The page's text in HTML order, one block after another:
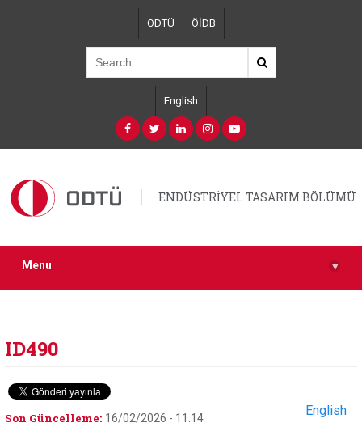
ODTÜ ÖİDB
English
ENDÜSTRİYEL TASARIM BÖLÜMÜ
Menu ▾
ID490
Son Güncelleme: 16/02/2026 - 11:14 English